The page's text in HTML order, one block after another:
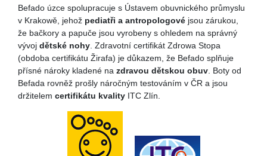
Befado úzce spolupracuje s Ústavem obuvnického průmyslu
v Krakowě, jehož pediatři a antropologové jsou zárukou,
že bačkory a papuče jsou vyrobeny s ohledem na správný
vývoj dětské nohy . Zdravotní certifikát Zdrowa Stopa
(obdoba certifikátu Žirafa) je důkazem, že Befado splňuje
přísné nároky kladené na zdravou dětskou obuv . Boty od
Befada rovněž prošly náročným testováním v ČR a jsou
držitelem certifikátu kvality ITC Zlín.